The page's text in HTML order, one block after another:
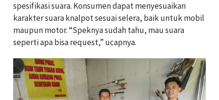
spesifikasi suara. Konsumen dapat menyesuaikan
karakter suara knalpot sesuai selera, baik untuk mobil
maupun motor. “Speknya sudah tahu, mau suara
seperti apa bisa request,” ucapnya.